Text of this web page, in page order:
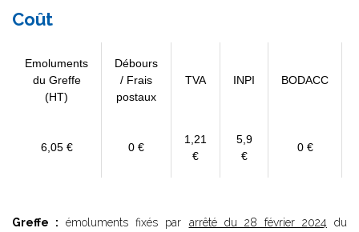
Coût
Emoluments
du Greffe
(HT)
Débours
/ Frais
postaux
TVA INPI BODACC
6,05 € 0 €
1,21
€
5,9
€
0 €
Greffe : émoluments fixés par arrêté du 28 février 2024 du